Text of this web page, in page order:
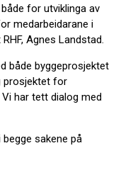
for utviklinga av
medarbeidarane i
Agnes Landstad.
både byggeprosjektet
prosjektet for
har tett dialog med
sakene på